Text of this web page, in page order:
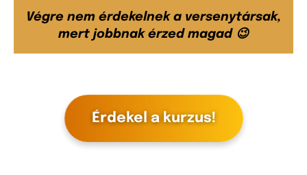
Végre nem érdekelnek a versenytársak,
mert jobbnak érzed magad 😉
Érdekel a kurzus!